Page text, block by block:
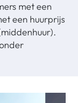
met een
een huurprijs